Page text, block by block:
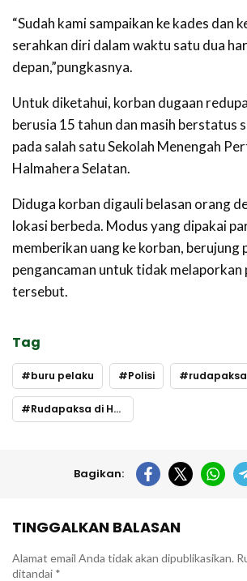
“Sudah kami sampaikan ke kades dan
serahkan diri dalam waktu satu dua
depan,”pungkasnya.
Untuk diketahui, korban dugaan
berusia 15 tahun dan masih berstatus
pada salah satu Sekolah Menengah
Halmahera Selatan.
Diduga korban digauli belasan orang
lokasi berbeda. Modus yang dipakai
memberikan uang ke korban, berujung
pengancaman untuk tidak melaporkan
tersebut.
Tag
buru pelaku Polisi
Rudapaksa di Halsel
Bagikan:
TINGGALKAN BALASAN
Alamat email Anda tidak akan dipublikasikan.
ditandai *